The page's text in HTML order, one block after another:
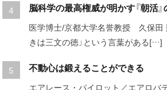
脳科学の最高権威が明かす『朝活
医学博士/京都大学名誉教授 久保田
きは三文の徳」という言葉がある[…]
不動心は鍛えることができる
エアレース・パイロット／エアロバ